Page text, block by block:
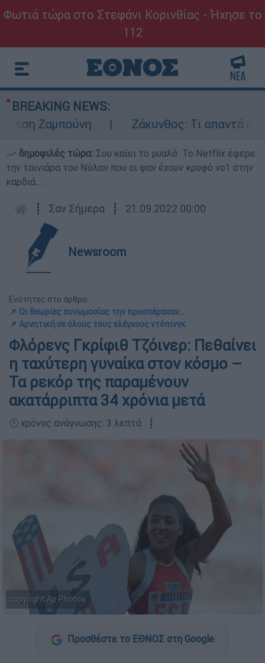
Φωτιά τώρα στο Στεφάνι Κορινθίας - Ήχησε το
112
BREAKING NEWS:
Ζαμπούνη
Ζάκυνθος: Τι απαντά η
δημοφιλές τώρα: Σου καίει το μυαλό: Το Netflix έφερε
την ταινιάρα του Νόλαν που οι φαν έχουν κρυφό νο1 στην
καρδιά...
┋ Σαν Σήμερα ┋ 21.09.2022 00:00
Newsroom
Ενότητες στο άρθρο:
📌 Οι θεωρίες συνωμοσίας την προσπέρασαν...
📌 Αρνητική σε όλους τους ελέγχους ντόπινγκ
Φλόρενς Γκρίφιθ Τζόινερ: Πεθαίνει
η ταχύτερη γυναίκα στον κόσμο –
Τα ρεκόρ της παραμένουν
ακατάρριπτα 34 χρόνια μετά
🕛 χρόνος ανάγνωσης: 3 λεπτά ┋
copyright Ap Photos
Προσθέστε το ΕΘΝΟΣ στη Google